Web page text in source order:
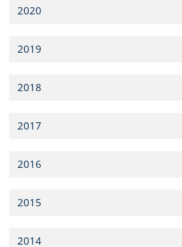
2020
2019
2018
2017
2016
2015
2014